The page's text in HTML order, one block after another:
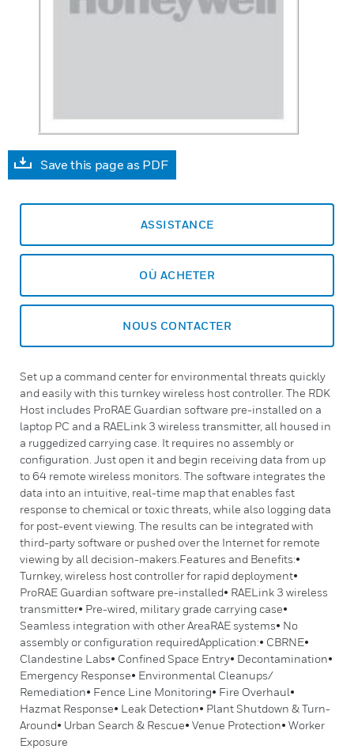
Save this page as PDF
ASSISTANCE
OÙ ACHETER
NOUS CONTACTER
Set up a command center for environmental threats quickly
and easily with this turnkey wireless host controller. The RDK
Host includes ProRAE Guardian software pre-installed on a
laptop PC and a RAELink 3 wireless transmitter, all housed in
a ruggedized carrying case. It requires no assembly or
configuration. Just open it and begin receiving data from up
to 64 remote wireless monitors. The software integrates the
data into an intuitive, real-time map that enables fast
response to chemical or toxic threats, while also logging data
for post-event viewing. The results can be integrated with
third-party software or pushed over the Internet for remote
viewing by all decision-makers.Features and Benefits:•
Turnkey, wireless host controller for rapid deployment•
ProRAE Guardian software pre-installed• RAELink 3 wireless
transmitter• Pre-wired, military grade carrying case•
Seamless integration with other AreaRAE systems• No
assembly or configuration requiredApplication:• CBRNE•
Clandestine Labs• Confined Space Entry• Decontamination•
Emergency Response• Environmental Cleanups/
Remediation• Fence Line Monitoring• Fire Overhaul•
Hazmat Response• Leak Detection• Plant Shutdown & Turn-
Around• Urban Search & Rescue• Venue Protection• Worker
Exposure